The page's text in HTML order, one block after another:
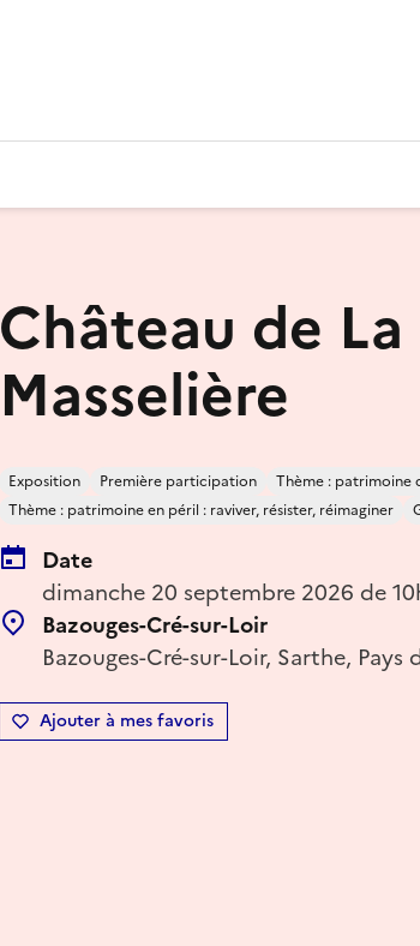
Château de La
Masselière
Exposition Première participation
Thème : patrimoine
Thème : patrimoine en péril : raviver, résister, réimaginer
Date
dimanche 20 septembre 2026 de
Bazouges-Cré-sur-Loir
Bazouges-Cré-sur-Loir, Sarthe, Pays
Ajouter à mes favoris